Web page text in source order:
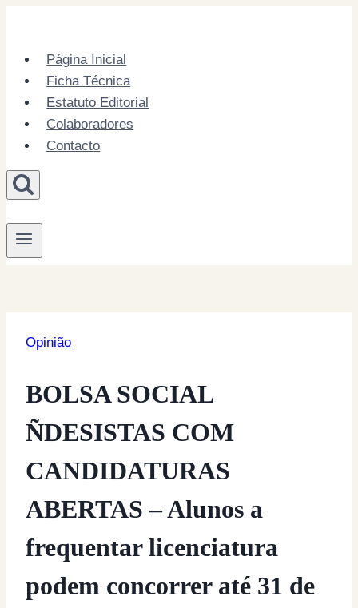
contentPágina Inicial
Ficha Técnica
Estatuto Editorial
Colaboradores
Contacto
Opinião
BOLSA SOCIAL
ÑDESISTAS COM
CANDIDATURAS
ABERTAS – Alunos a
frequentar licenciatura
podem concorrer até 31 de